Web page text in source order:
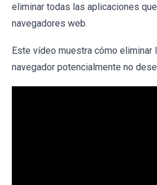
eliminar todas las aplicaciones
navegadores web.
Este vídeo muestra cómo
navegador potencialmente no